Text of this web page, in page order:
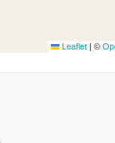
Leaflet | ©